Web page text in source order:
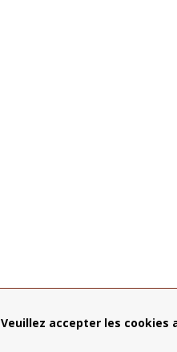
Veuillez accepter les cookies